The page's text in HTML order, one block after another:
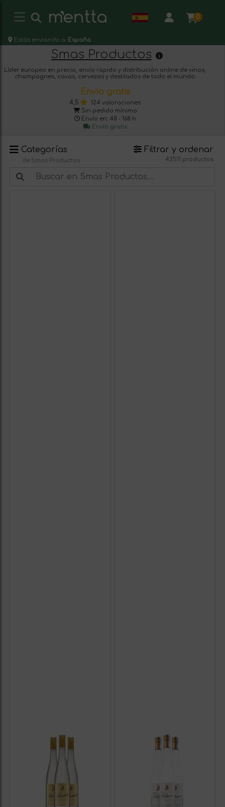
0
Estás enviando a: España
Smas Productos
Líder europeo en precio, envío rápido y distribución online de vinos,
champagnes, cavas, cervezas y destilados de todo el mundo.
Envío gratis
4,5
124 valoraciones
Sin pedido mínimo
Envío en: 48 - 168 h
Envío gratis
Categorías
de Smas Productos
Filtrar y ordenar
42511 productos